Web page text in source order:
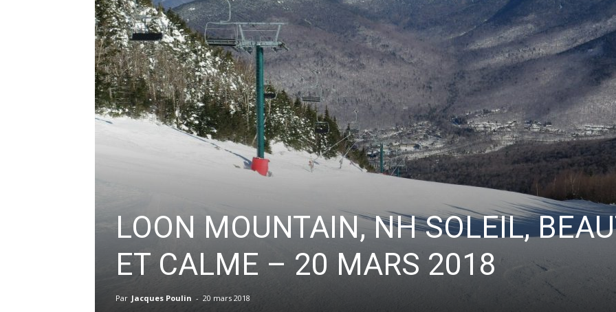
LOON MOUNTAIN, NH SOLEIL,
ET CALME – 20 MARS 2018
Par Jacques Poulin - 20 mars 2018
Vous pourrez vous désabonner à tout moment.